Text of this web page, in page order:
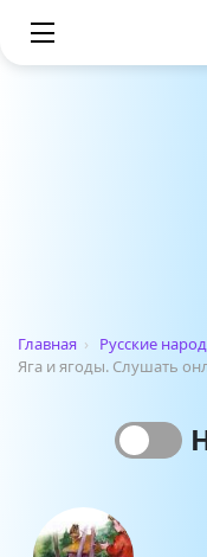
Главная › Русские
Яга и ягоды. Слушать